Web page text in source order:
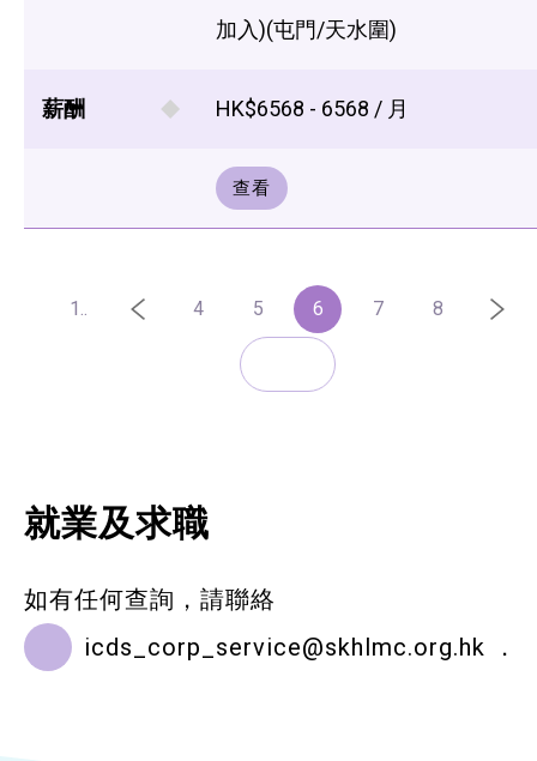
加入)(屯門/天水圍)
薪酬 HK$6568 - 6568 / 月
查看
1.. 4 5 6 7 8
就業及求職
如有任何查詢，請聯絡
icds_corp_service@skhlmc.org.hk ．